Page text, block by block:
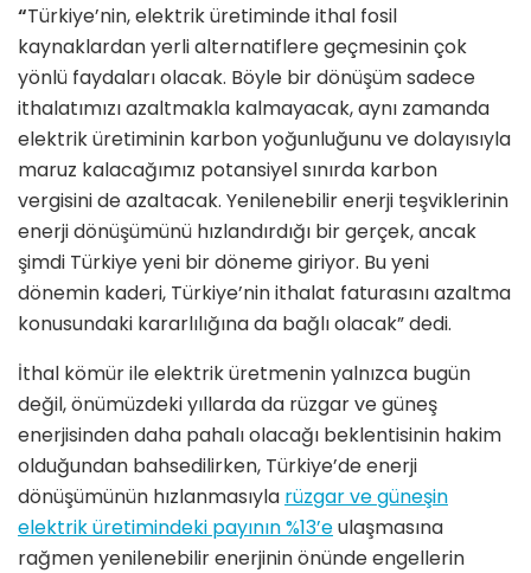
“Türkiye’nin, elektrik üretiminde ithal fosil
kaynaklardan yerli alternatiflere geçmesinin çok
yönlü faydaları olacak. Böyle bir dönüşüm sadece
ithalatımızı azaltmakla kalmayacak, aynı zamanda
elektrik üretiminin karbon yoğunluğunu ve dolayısıyla
maruz kalacağımız potansiyel sınırda karbon
vergisini de azaltacak. Yenilenebilir enerji teşviklerinin
enerji dönüşümünü hızlandırdığı bir gerçek, ancak
şimdi Türkiye yeni bir döneme giriyor. Bu yeni
dönemin kaderi, Türkiye’nin ithalat faturasını azaltma
konusundaki kararlılığına da bağlı olacak” dedi.
İthal kömür ile elektrik üretmenin yalnızca bugün
değil, önümüzdeki yıllarda da rüzgar ve güneş
enerjisinden daha pahalı olacağı beklentisinin hakim
olduğundan bahsedilirken, Türkiye’de enerji
dönüşümünün hızlanmasıyla rüzgar ve güneşin
elektrik üretimindeki payının %13’eulaşmasına
rağmen yenilenebilir enerjinin önünde engellerin